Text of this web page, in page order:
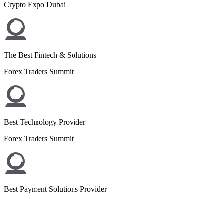
Crypto Expo Dubai
The Best Fintech & Solutions
Forex Traders Summit
Best Technology Provider
Forex Traders Summit
Best Payment Solutions Provider